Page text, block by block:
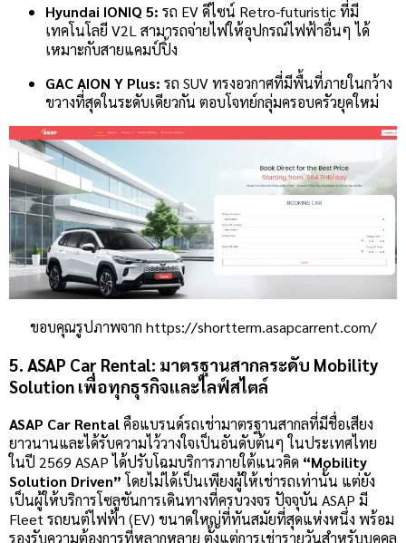
Hyundai IONIQ 5: รถ EV ดีไซน์ Retro-futuristic ที่มี
เทคโนโลยี V2L สามารถจ่ายไฟให้อุปกรณ์ไฟฟ้าอื่นๆ ได้
เหมาะกับสายแคมป์ปิ้ง
GAC AION Y Plus: รถ SUV ทรงอวกาศที่มีพื้นที่ภายในกว้าง
ขวางที่สุดในระดับเดียวกัน ตอบโจทย์กลุ่มครอบครัวยุคใหม่
ขอบคุณรูปภาพจาก https://shortterm.asapcarrent.com/
5. ASAP Car Rental: มาตรฐานสากลระดับ Mobility
Solution เพื่อทุกธุรกิจและไลฟ์สไตล์
ASAP Car Rentalคือแบรนด์รถเช่ามาตรฐานสากลที่มีชื่อเสียง
ยาวนานและได้รับความไว้วางใจเป็นอันดับต้นๆ ในประเทศไทย
ในปี 2569 ASAP ได้ปรับโฉมบริการภายใต้แนวคิด “Mobility
Solution Driven” โดยไม่ได้เป็นเพียงผู้ให้เช่ารถเท่านั้น แต่ยัง
เป็นผู้ให้บริการโซลูชันการเดินทางที่ครบวงจร ปัจจุบัน ASAP มี
Fleet รถยนต์ไฟฟ้า (EV) ขนาดใหญ่ที่ทันสมัยที่สุดแห่งหนึ่ง พร้อม
รองรับความต้องการที่หลากหลาย ตั้งแต่การเช่ารายวันสำหรับบุคคล